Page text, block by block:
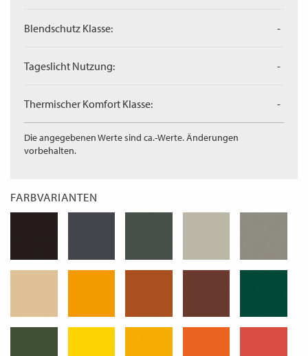
Blendschutz Klasse: -
Tageslicht Nutzung: -
Thermischer Komfort Klasse: -
Die angegebenen Werte sind ca.-Werte. Änderungen
vorbehalten.
FARBVARIANTEN